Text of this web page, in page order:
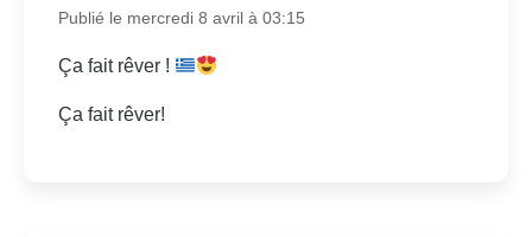
Publié le mercredi 8 avril à 03:15
Ça fait rêver !
Ça fait rêver!